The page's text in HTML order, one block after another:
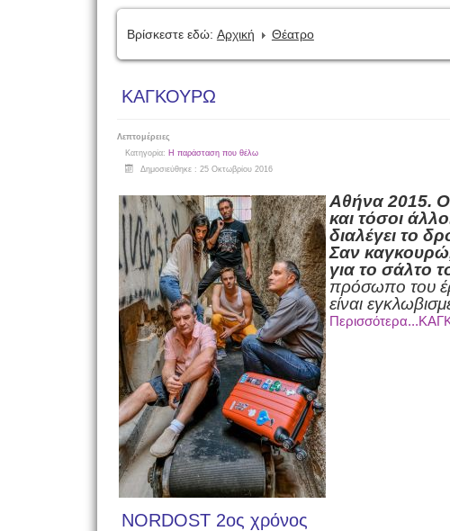
Βρίσκεστε εδώ: Αρχική Θέατρο
ΚΑΓΚΟΥΡΩ
Λεπτομέρειες
Κατηγορία: Η παράσταση που θέλω
Δημοσιεύθηκε : 25 Οκτωβρίου 2016
Αθήνα 2015.
και τόσοι
διαλέγει το
Σαν καγκουρώ,
για το σάλτο
πρόσωπο του
είναι
NORDOST 2ος χρόνος